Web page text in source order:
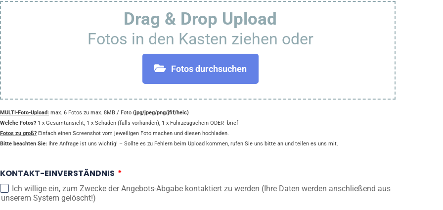
Drag & Drop Upload
Fotos in den Kasten ziehen oder
Fotos durchsuchen
MULTI-Foto-Upload: max. 6 Fotos zu max. 8MB / Foto (jpg/jpeg/png/jfif/heic)
Welche Fotos? 1 x Gesamtansicht, 1 x Schaden (falls vorhanden), 1 x Fahrzeugschein ODER -brief
Fotos zu groß? Einfach einen Screenshot vom jeweiligen Foto machen und diesen hochladen.
Bitte beachten Sie: Ihre Anfrage ist uns wichtig! – Sollte es zu Fehlern beim Upload kommen, rufen Sie uns bitte an und teilen es uns mit.
KONTAKT-EINVERSTÄNDNIS
Ich willige ein, zum Zwecke der Angebots-Abgabe kontaktiert zu werden (Ihre Daten werden anschließend aus
unserem System gelöscht!)